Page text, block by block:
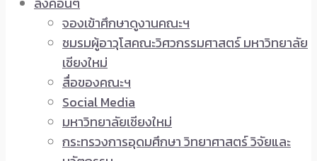
จองเข้าศึกษาดูงานคณะฯ
ชมรมผู้อาวุโสคณะวิศวกรรมศาสตร์ มหาวิทยาลัย
เชียงใหม่
สื่อของคณะฯ
Social Media
มหาวิทยาลัยเชียงใหม่
กระทรวงการอุดมศึกษา วิทยาศาสตร์ วิจัยและ